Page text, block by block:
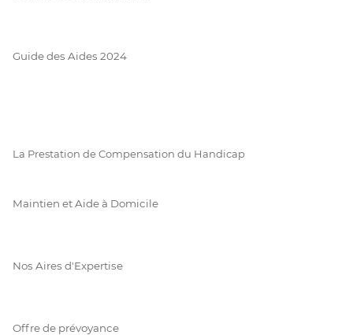
Guide des Aides 2024
La Prestation de Compensation du Handicap
Maintien et Aide à Domicile
Nos Aires d'Expertise
Offre de prévoyance